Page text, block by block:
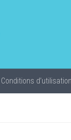
Conditions d’utilisation